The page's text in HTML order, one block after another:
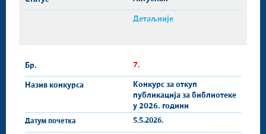
Детаљније
7.
Конкурс за откуп
публикација за библиотеке
у 2026. години
5.5.2026.